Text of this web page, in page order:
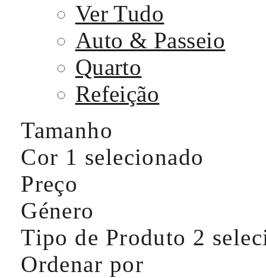
Ver Tudo
Auto & Passeio
Quarto
Refeição
Tamanho
Cor 1 selecionado
Preço
Género
Tipo de Produto 2
Ordenar por